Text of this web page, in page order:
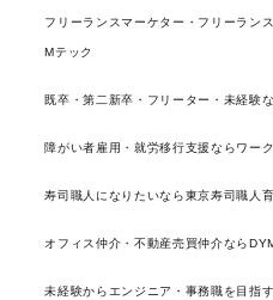
フリーランスマーケター・フリーラン
Mテック
既卒・第二新卒・フリーター・未経験
障がい者雇用・就労移行支援ならワー
寿司職人になりたいなら東京寿司職人
オフィス仲介・不動産売買仲介なら
未経験からエンジニア・事務職を目指